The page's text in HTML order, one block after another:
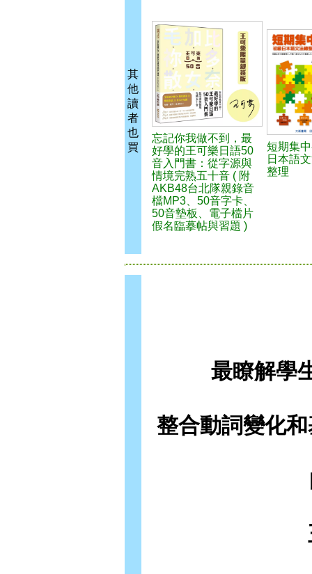
其
他
讀
者
也
買
忘記你我做不到，最
好學的王可樂日語50
音入門書：從字源與
情境完熟五十音 ( 附
AKB48台北隊親錄音
檔MP3、50音字卡、
50音墊板、電子檔片
假名臨摹帖與習題 )
短期集
日本語
整理
最瞭解學
整合動詞變化